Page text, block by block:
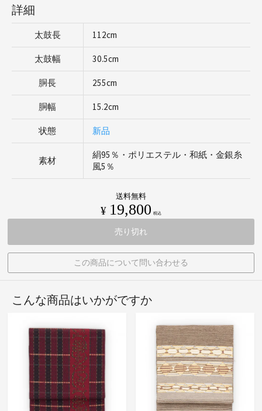
詳細
太鼓長 112cm
太鼓幅 30.5cm
胴長 255cm
胴幅 15.2cm
状態 新品
素材
絹95％・ポリエステル・和紙・金銀糸
風5％
送料無料
¥ 19,800 税込
売り切れ
この商品について問い合わせる
こんな商品はいかがですか